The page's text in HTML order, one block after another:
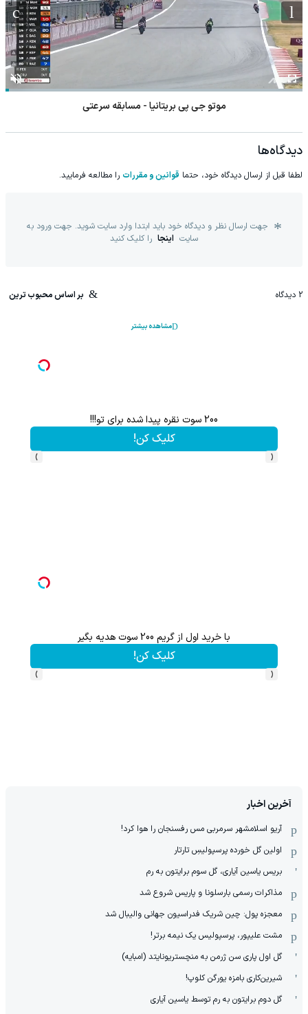
موتو جی پی بریتانیا - مسابقه سرعتی
دیدگاه‌ها
لطفا قبل از ارسال دیدگاه خود، حتما قوانین و مقررات را مطالعه فرمایید.
جهت ارسال نظر و دیدگاه خود باید ابتدا وارد سایت شوید. جهت ورود به
سایت اینجا را کلیک کنید
2 دیدگاه بر اساس محبوب ترین
مشاهده بیشتر
هم سرمایه گذاری میکنی هم نقره هدیه میگیری ؛ثبت نام کن
کلیک کن!
‹
›
ثبت نام کن؛خرید کن؛نقره ببر
کلیک کن!
‹
›
آخرین اخبار
آریو اسلامشهر سرمربی مس رفسنجان را هوا کرد!
اولین گل خورده پرسپولیسِ تارتار
بریس یاسین آیاری، گل سوم برایتون به رم
مذاکرات رسمی بارسلونا و پاریس شروع شد
معجزه پول: چین شریک فدراسیون جهانی والیبال شد
مشت علیپور، پرسپولیس یک نیمه برتر!
گل اول پاری سن ژرمن به منچستریونایتد (امبایه)
شیرین‌کاری بامزه یورگن کلوپ!
گل دوم برایتون به رم توسط یاسین آیاری